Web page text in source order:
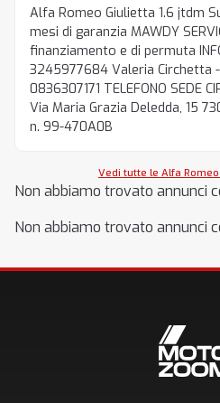
Alfa Romeo Giulietta 1.6 jtdm
mesi di garanzia MAWDY
finanziamento e di permuta
3245977684 Valeria Circhetta
0836307171 TELEFONO SEDE
Via Maria Grazia Deledda, 15
n. 99-470A0B
Vedi tutte le Alfa
Non abbiamo trovato annunci
Non abbiamo trovato annunci